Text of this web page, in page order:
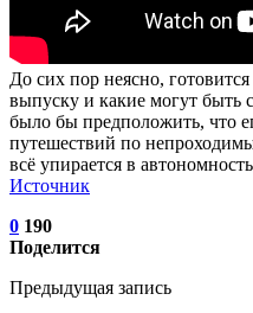
До сих пор неясно,
выпуску и какие могут
было бы предположить, что
путешествий по
всё упирается в
Источник
0 190
Поделится
Предыдущая запись